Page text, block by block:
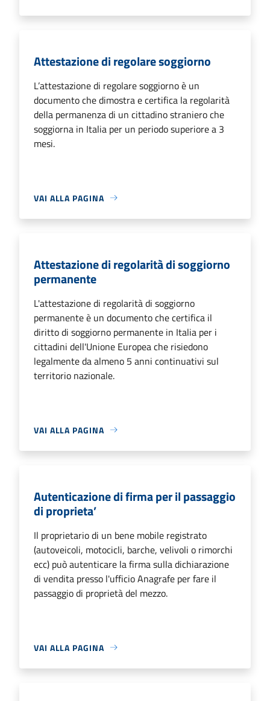
Attestazione di regolare soggiorno
L’attestazione di regolare soggiorno è un
documento che dimostra e certifica la regolarità
della permanenza di un cittadino straniero che
soggiorna in Italia per un periodo superiore a 3
mesi.
VAI ALLA PAGINA
Attestazione di regolarità di soggiorno
permanente
L'attestazione di regolarità di soggiorno
permanente è un documento che certifica il
diritto di soggiorno permanente in Italia per i
cittadini dell'Unione Europea che risiedono
legalmente da almeno 5 anni continuativi sul
territorio nazionale.
VAI ALLA PAGINA
Autenticazione di firma per il passaggio
di proprieta’
Il proprietario di un bene mobile registrato
(autoveicoli, motocicli, barche, velivoli o rimorchi
ecc) può autenticare la firma sulla dichiarazione
di vendita presso l'ufficio Anagrafe per fare il
passaggio di proprietà del mezzo.
VAI ALLA PAGINA